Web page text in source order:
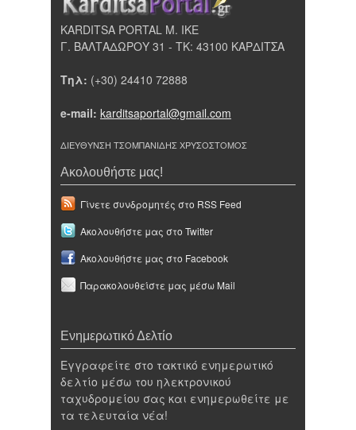
KARDITSA PORTAL Μ. ΙΚΕ
Γ. ΒΑΛΤΑΔΩΡΟΥ 31 - ΤΚ: 43100 ΚΑΡΔΙΤΣΑ
Τηλ: (+30) 24410 72888
e-mail: karditsaportal@gmail.com
ΔΙΕΥΘΥΝΣΗ ΤΣΟΜΠΑΝΙΔΗΣ ΧΡΥΣΟΣΤΟΜΟΣ
Ακολουθήστε μας!
Γίνετε συνδρομητές στο RSS Feed
Ακολουθήστε μας στο Twitter
Ακολουθήστε μας στο Facebook
Παρακολουθείστε μας μέσω Mail
Ενημερωτικό Δελτίο
Εγγραφείτε στο τακτικό ενημερωτικό
δελτίο μέσω του ηλεκτρονικού
ταχυδρομείου σας και ενημερωθείτε με
τα τελευταία νέα!